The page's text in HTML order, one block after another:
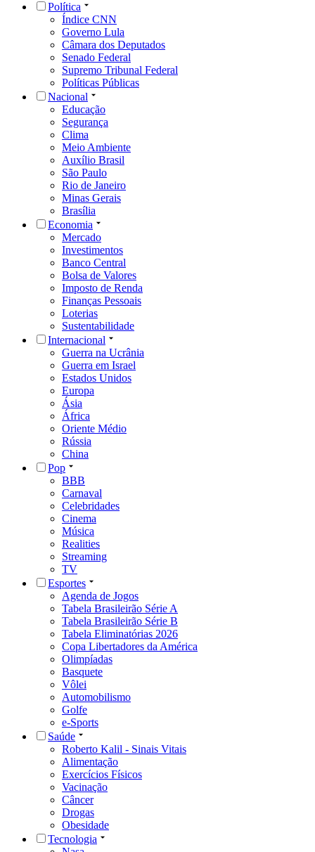
Política
Índice CNN
Governo Lula
Câmara dos Deputados
Senado Federal
Supremo Tribunal Federal
Políticas Públicas
Nacional
Educação
Segurança
Clima
Meio Ambiente
Auxílio Brasil
São Paulo
Rio de Janeiro
Minas Gerais
Brasília
Economia
Mercado
Investimentos
Banco Central
Bolsa de Valores
Imposto de Renda
Finanças Pessoais
Loterias
Sustentabilidade
Internacional
Guerra na Ucrânia
Guerra em Israel
Estados Unidos
Europa
Ásia
África
Oriente Médio
Rússia
China
Pop
BBB
Carnaval
Celebridades
Cinema
Música
Realities
Streaming
TV
Esportes
Agenda de Jogos
Tabela Brasileirão Série A
Tabela Brasileirão Série B
Tabela Eliminatórias 2026
Copa Libertadores da América
Olimpíadas
Basquete
Vôlei
Automobilismo
Golfe
e-Sports
Saúde
Roberto Kalil - Sinais Vitais
Alimentação
Exercícios Físicos
Vacinação
Câncer
Drogas
Obesidade
Tecnologia